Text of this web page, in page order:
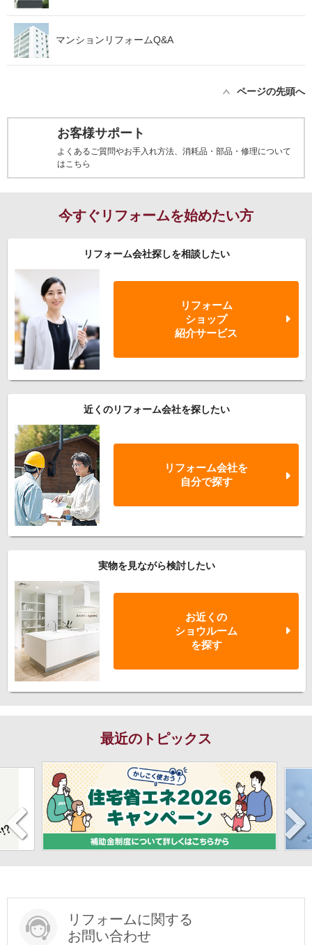
マンションリフォームQ&A
ページの先頭へ
お客様サポート
よくあるご質問やお手入れ方法、消耗品・部品・修理について
はこちら
今すぐリフォームを始めたい方
リフォーム会社探しを相談したい
リフォーム
ショップ
紹介サービス
近くのリフォーム会社を探したい
リフォーム会社を
自分で探す
実物を見ながら検討したい
お近くの
ショウルーム
を探す
最近のトピックス
リフォームに関する
お問い合わせ